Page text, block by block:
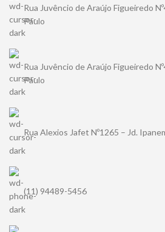
Rua Juvêncio de Araújo Figueiredo
Paulo
Rua Juvêncio de Araújo Figueiredo
Paulo
Rua Alexios Jafet Nº1265 – Jd.
(11) 94489-5456